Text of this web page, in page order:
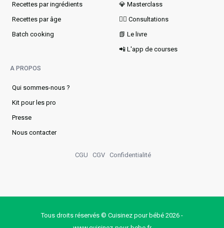
Recettes par ingrédients
Recettes par âge
Batch cooking
💎 Masterclass
👩‍⚕️ Consultations
📗 Le livre
📲 L'app de courses
A PROPOS
Qui sommes-nous ?
Kit pour les pro
Presse
Nous contacter
CGU CGV Confidentialité
Tous droits réservés © Cuisinez pour bébé 2026 -